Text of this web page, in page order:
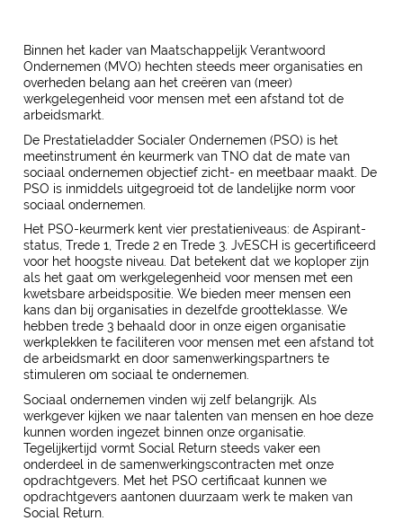
Binnen het kader van Maatschappelijk Verantwoord
Ondernemen (MVO) hechten steeds meer organisaties en
overheden belang aan het creëren van (meer)
werkgelegenheid voor mensen met een afstand tot de
arbeidsmarkt.
De Prestatieladder Socialer Ondernemen (PSO) is het
meetinstrument én keurmerk van TNO dat de mate van
sociaal ondernemen objectief zicht- en meetbaar maakt. De
PSO is inmiddels uitgegroeid tot de landelijke norm voor
sociaal ondernemen.
Het PSO-keurmerk kent vier prestatieniveaus: de Aspirant-
status, Trede 1, Trede 2 en Trede 3. JvESCH is gecertificeerd
voor het hoogste niveau. Dat betekent dat we koploper zijn
als het gaat om werkgelegenheid voor mensen met een
kwetsbare arbeidspositie. We bieden meer mensen een
kans dan bij organisaties in dezelfde grootteklasse. We
hebben trede 3 behaald door in onze eigen organisatie
werkplekken te faciliteren voor mensen met een afstand tot
de arbeidsmarkt en door samenwerkingspartners te
stimuleren om sociaal te ondernemen.
Sociaal ondernemen vinden wij zelf belangrijk. Als
werkgever kijken we naar talenten van mensen en hoe deze
kunnen worden ingezet binnen onze organisatie.
Tegelijkertijd vormt Social Return steeds vaker een
onderdeel in de samenwerkingscontracten met onze
opdrachtgevers. Met het PSO certificaat kunnen we
opdrachtgevers aantonen duurzaam werk te maken van
Social Return.